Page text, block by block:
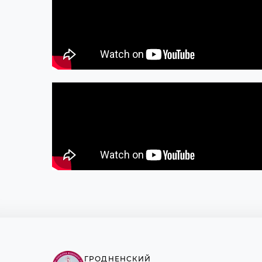
ГРОДНЕНСКИЙ